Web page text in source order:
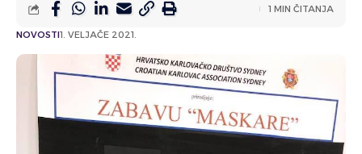
NOVOSTI1. VELJAČE 2021.
1 MIN ČITANJA